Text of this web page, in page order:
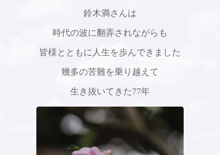
鈴木満さんは
時代の波に翻弄されながらも
皆様とともに人生を歩んできました
幾多の苦難を乗り越えて
生き抜いてきた77年